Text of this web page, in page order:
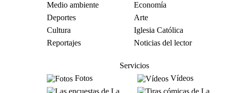
Medio ambiente
Economía
Deportes
Arte
Cultura
Iglesia Católica
Reportajes
Noticias del lector
Servicios
Fotos
Vídeos